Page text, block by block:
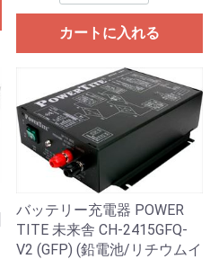
カートに入れる
バッテリー充電器 POWER
TITE 未来舎 CH-2415GFQ-
V2 (GFP) (鉛電池/リチウムイ